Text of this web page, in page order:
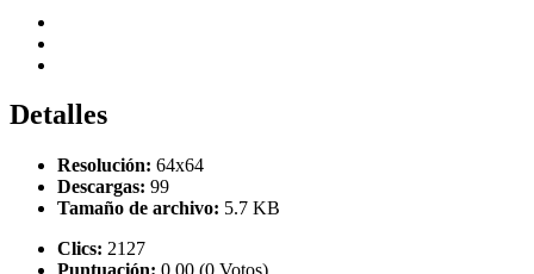
Detalles
Resolución: 64x64
Descargas: 99
Tamaño de archivo: 5.7 KB
Clics: 2127